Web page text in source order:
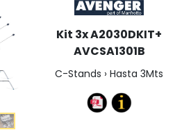
Kit 3x A2030DKIT+
AVCSA1301B
C-Stands › Hasta 3Mts